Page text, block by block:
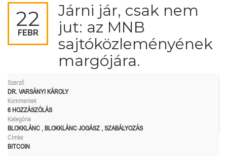
22
FEBR
Járni jár, csak nem
jut: az MNB
sajtóközleményének
margójára.
Szerző
DR. VARSÁNYI KÁROLY
Kommentek
6 HOZZÁSZÓLÁS
Kategória
BLOKKLÁNC , BLOKKLÁNC JOGÁSZ , SZABÁLYOZÁS
Címke
BITCOIN